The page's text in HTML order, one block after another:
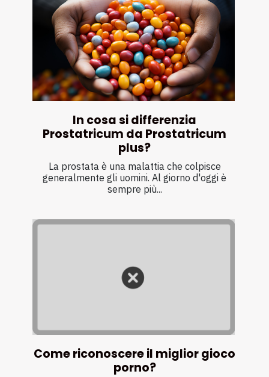
In cosa si differenzia
Prostatricum da Prostatricum
plus?
La prostata è una malattia che colpisce
generalmente gli uomini. Al giorno d'oggi è
sempre più...
Come riconoscere il miglior gioco
porno?